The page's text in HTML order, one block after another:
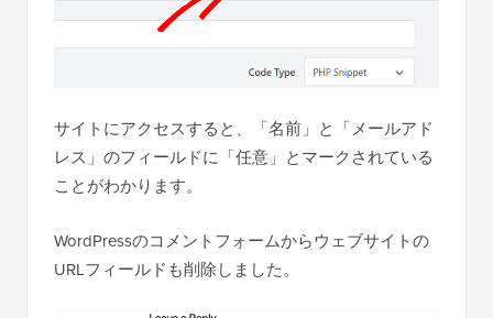
サイトにアクセスすると、「名前」と「メールアド
レス」のフィールドに「任意」とマークされている
ことがわかります。
WordPressのコメントフォームからウェブサイトの
URLフィールドも削除しました。